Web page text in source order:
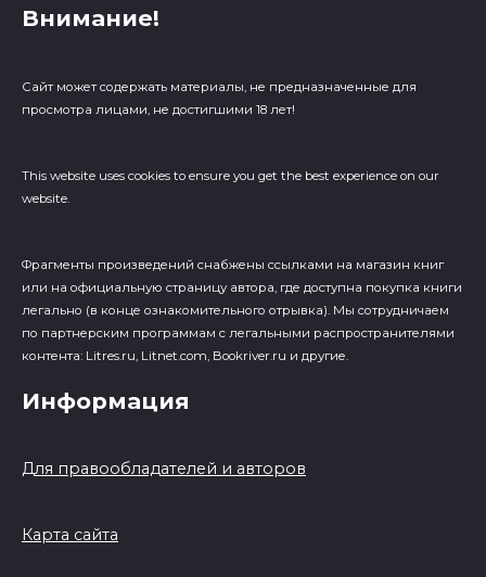
Внимание!
Сайт может содержать материалы, не предназначенные для
просмотра лицами, не достигшими 18 лет!
This website uses cookies to ensure you get the best experience on our
website.
Фрагменты произведений cнабжены ссылками на магазин книг
или на официальную страницу автора, где доступна покупка книги
легально (в конце ознакомительного отрывка). Мы сотрудничаем
по партнерским программам с легальными распространителями
контента: Litres.ru, Litnet.com, Bookriver.ru и другие.
Информация
Для правообладателей и авторов
Карта сайта